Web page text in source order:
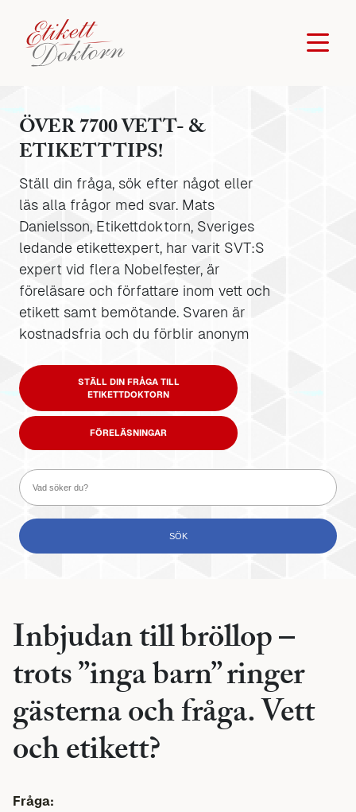
ÖVER 7700 VETT- &
ETIKETTTIPS!
Ställ din fråga, sök efter något eller
läs alla frågor med svar. Mats
Danielsson, Etikettdoktorn, Sveriges
ledande etikettexpert, har varit SVT:S
expert vid flera Nobelfester, är
föreläsare och författare inom vett och
etikett samt bemötande. Svaren är
kostnadsfria och du förblir anonym
STÄLL DIN FRÅGA TILL
ETIKETTDOKTORN
FÖRELÄSNINGAR
Inbjudan till bröllop –
trots ”inga barn” ringer
gästerna och fråga. Vett
och etikett?
Fråga: